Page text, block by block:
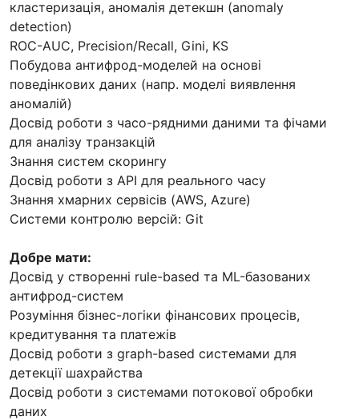
кластеризація, аномалія детекшн (anomaly
detection)
ROC-AUC, Precision/Recall, Gini, KS
Побудова антифрод-моделей на основі
поведінкових даних (напр. моделі виявлення
аномалій)
Досвід роботи з часо-рядними даними та фічами
для аналізу транзакцій
Знання систем скорингу
Досвід роботи з API для реального часу
Знання хмарних сервісів (AWS, Azure)
Системи контролю версій: Git
Добре мати:
Досвід у створенні rule-based та ML-базованих
антифрод-систем
Розуміння бізнес-логіки фінансових процесів,
кредитування та платежів
Досвід роботи з graph-based системами для
детекції шахрайства
Досвід роботи з системами потокової обробки
даних